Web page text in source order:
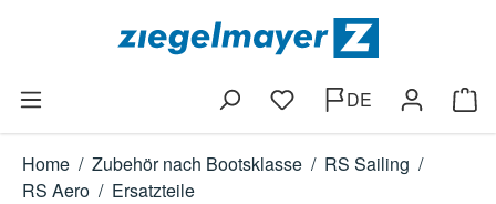
Zum Hauptinhalt springen
Du hast 0 Produkte auf
DE
Home / Zubehör nach Bootsklasse / RS Sailing /
RS Aero / Ersatzteile